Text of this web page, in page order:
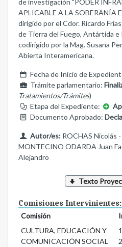
de investigación "PODER
APLICABLE A LA SOBERANÍA
dirigido por el Cdor. Ricardo
de Tierra del Fuego, Antártida
codirigido por la Mag. Susana
Abierta Interamericana.
Fecha de Inicio de
Trámite parlamentario:
Tratamientos/Trámites)
Etapa del Expediente:
Documento Aprobado:
Autor/es:ROCHAS Nicolás
MONTECINO ODARDA Juan
Alejandro
Texto
Comisiones Intervinientes:
Comisión
CULTURA, EDUCACIÓN Y
COMUNICACIÓN SOCIAL